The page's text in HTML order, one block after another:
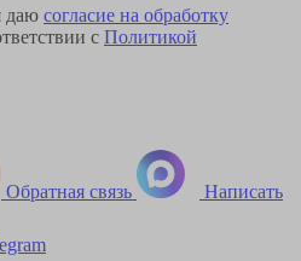
даю согласие на обработку
с Политикой
Обратная связь Написать